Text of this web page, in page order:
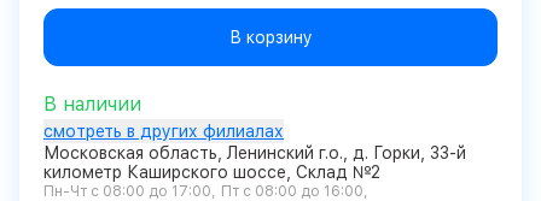
В корзину
В наличии
смотреть в других филиалах
Московская область, Ленинский г.о., д. Горки, 33-й
километр Каширского шоссе, Склад №2
Пн-Чт с 08:00 до 17:00
Пт с 08:00 до 16:00